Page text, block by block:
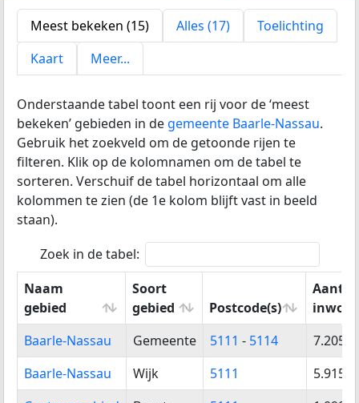
Meest bekeken (15) Alles (17)
Toelichting
Kaart
Meer...
Onderstaande tabel toont een rij voor de ‘meest
bekeken’ gebieden in de gemeente Baarle-Nassau.
Gebruik het zoekveld om de getoonde rijen te
filteren. Klik op de kolomnamen om de tabel te
sorteren. Verschuif de tabel horizontaal om alle
kolommen te zien (de 1e kolom blijft vast in beeld
staan).
Zoek in de tabel:
Naam
gebied
Soort
gebied
Postcode(s)
Aantal
Naam
gebied
Soort
gebied
Postcode(s)
Aantal
Baarle-Nassau Gemeente 5111 - 5114
7.205
Baarle-Nassau
Wijk 5111
5.915